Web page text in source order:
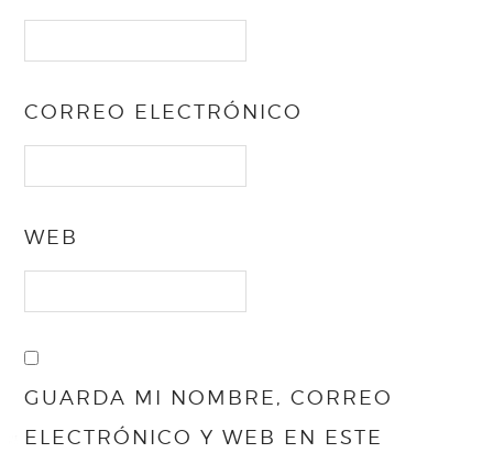
CORREO ELECTRÓNICO
WEB
GUARDA MI NOMBRE, CORREO
ELECTRÓNICO Y WEB EN ESTE